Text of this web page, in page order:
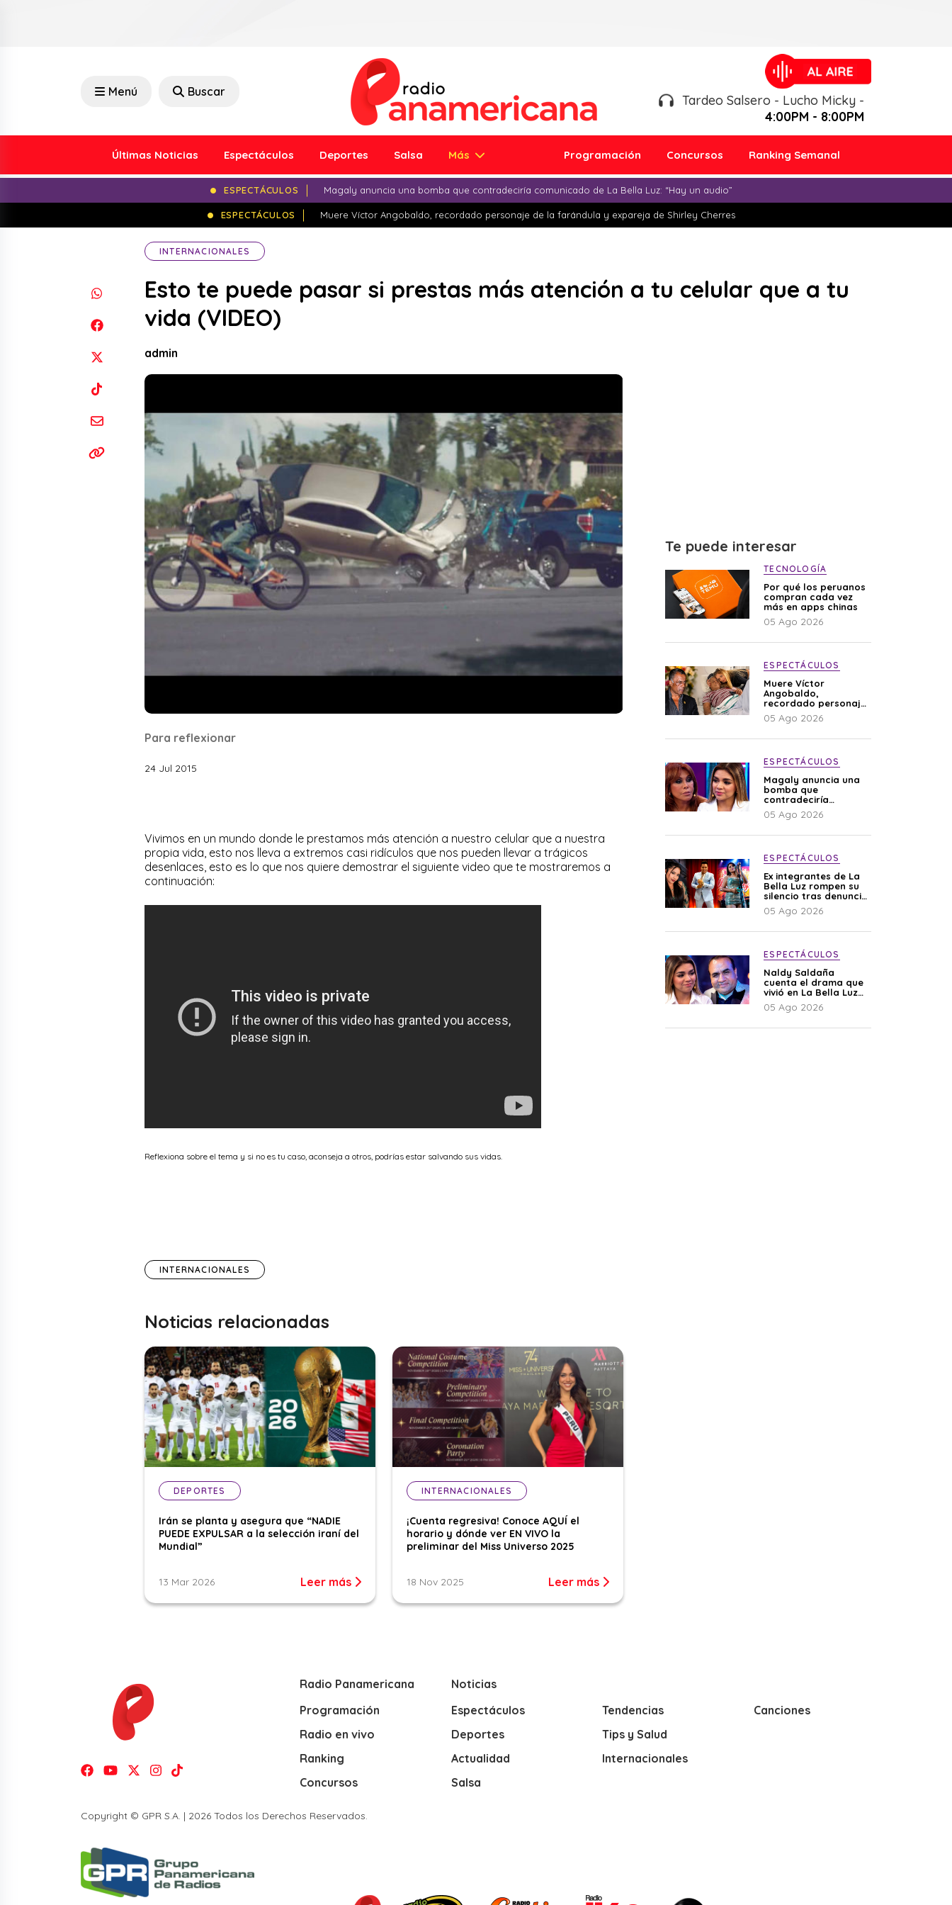
Menú Buscar
Tardeo Salsero - Lucho Micky -
4:00PM - 8:00PM
Últimas Noticias Espectáculos Deportes Salsa Más Programación Concursos Ranking Semanal
ESPECTÁCULOS Magaly anuncia una bomba que contradeciría comunicado de La Bella Luz: “Hay un audio”
ESPECTÁCULOS Muere Víctor Angobaldo, recordado personaje de la farándula y expareja de Shirley Cherres
INTERNACIONALES
Esto te puede pasar si prestas más atención a tu celular que a tu
vida (VIDEO)
admin
Para reflexionar
24 Jul 2015
Vivimos en un mundo donde le prestamos más atención a nuestro celular que a nuestra
propia vida, esto nos lleva a extremos casi ridículos que nos pueden llevar a trágicos
desenlaces, esto es lo que nos quiere demostrar el siguiente video que te mostraremos a
continuación:
Reflexiona sobre el tema y si no es tu caso, aconseja a otros, podrías estar salvando sus vidas.
INTERNACIONALES
Noticias relacionadas
DEPORTES
Irán se planta y asegura que “NADIE
PUEDE EXPULSAR a la selección iraní del
Mundial”
13 Mar 2026 Leer más
INTERNACIONALES
¡Cuenta regresiva! Conoce AQUÍ el
horario y dónde ver EN VIVO la
preliminar del Miss Universo 2025
18 Nov 2025 Leer más
Te puede interesar
TECNOLOGÍA
Por qué los peruanos
compran cada vez
más en apps chinas
05 Ago 2026
ESPECTÁCULOS
Muere Víctor
Angobaldo,
recordado personaje
de la farándula y
expareja de Shirley
05 Ago 2026
ESPECTÁCULOS
Magaly anuncia una
bomba que
contradeciría
comunicado de La
Bella Luz: “Hay un
05 Ago 2026
ESPECTÁCULOS
Ex integrantes de La
Bella Luz rompen su
silencio tras denuncia
de Naldy: “Todo el
mundo lo sabía”
05 Ago 2026
ESPECTÁCULOS
Naldy Saldaña
cuenta el drama que
vivió en La Bella Luz
tras denuncia al
director musical: “No
05 Ago 2026
Radio Panamericana
Programación
Radio en vivo
Ranking
Concursos
Noticias
Espectáculos
Deportes
Actualidad
Salsa
Tendencias
Tips y Salud
Internacionales
Canciones
Copyright © GPR S.A. | 2026 Todos los Derechos Reservados.